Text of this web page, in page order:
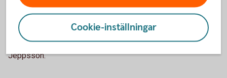
täckningsbidrag, snarare än vad som är maximalt. Jobba
med täckningsbidraget löpande under året och säkra så
mycket du vågar och kan när lönsamheten är tillräckligt god.
Sprid riskerna och sälj vid flera olika tillfällen, säger Mikael
Jeppsson.
Cookie-inställningar